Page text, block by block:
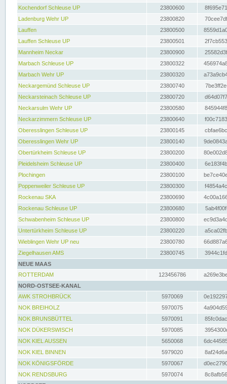
Kochendorf Schleuse UP
23800600
Ladenburg Wehr UP
23800820
Lauffen
23800500
Lauffen Schleuse UP
23800501
Mannheim Neckar
23800900
Marbach Schleuse UP
23800322
Marbach Wehr UP
23800320
Neckargemünd Schleuse UP
23800740
Neckarsteinach Schleuse UP
23800720
Neckarsulm Wehr UP
23800580
Neckarzimmern Schleuse UP
23800640
Oberesslingen Schleuse UP
23800145
Oberesslingen Wehr UP
23800140
Obertürkheim Schleuse UP
23800200
Pleidelsheim Schleuse UP
23800400
Plochingen
23800100
Poppenweiler Schleuse UP
23800300
Rockenau SKA
23800690
Rockenau Schleuse UP
23800680
Schwabenheim Schleuse UP
23800800
Untertürkheim Schleuse UP
23800220
Wieblingen Wehr UP neu
23800780
Ziegelhausen AMS
23800745
NEUE MAAS
ROTTERDAM
123456786
NORD-OSTSEE-KANAL
AWK STROHBRÜCK
5970069
NOK BREIHOLZ
5970075
NOK BRUNSBÜTTEL
5970091
NOK DÜKERSWISCH
5970085
NOK KIEL AUSSEN
5650068
NOK KIEL BINNEN
5979020
NOK KÖNIGSFÖRDE
5970067
NOK RENDSBURG
5970074